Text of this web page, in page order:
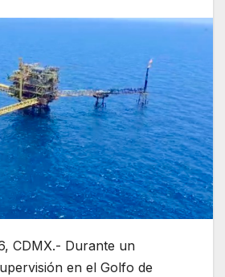
CDMX.- Durante un
en el Golfo de